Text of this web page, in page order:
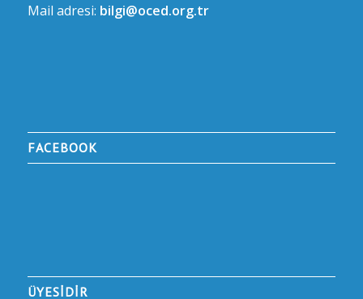
Mail adresi: bilgi@oced.org.tr
FACEBOOK
ÜYESİDİR